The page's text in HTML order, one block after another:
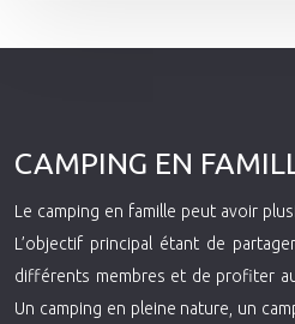
CAMPING EN
Le camping en famille peut avoir
L’objectif principal étant de
différents membres et de profiter
Un camping en pleine nature, un